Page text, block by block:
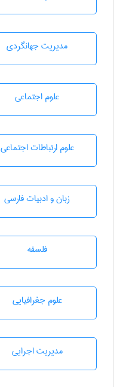
مديريت جهانگردی
علوم اجتماعی
علوم ارتباطات اجتماعی
زبان و ادبيات فارسی
فلسفه
علوم جغرافيايی
مديريت اجرايی